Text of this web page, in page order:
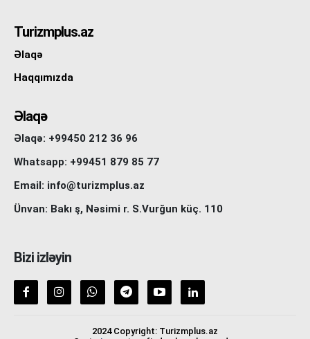
Turizmplus.az
Əlaqə
Haqqımızda
Əlaqə
Əlaqə: +99450 212 36 96
Whatsapp: +99451 879 85 77
Email: info@turizmplus.az
Ünvan: Bakı ş, Nəsimi r. S.Vurğun küç. 110
Bizi izləyin
2024 Copyright: Turizmplus.az